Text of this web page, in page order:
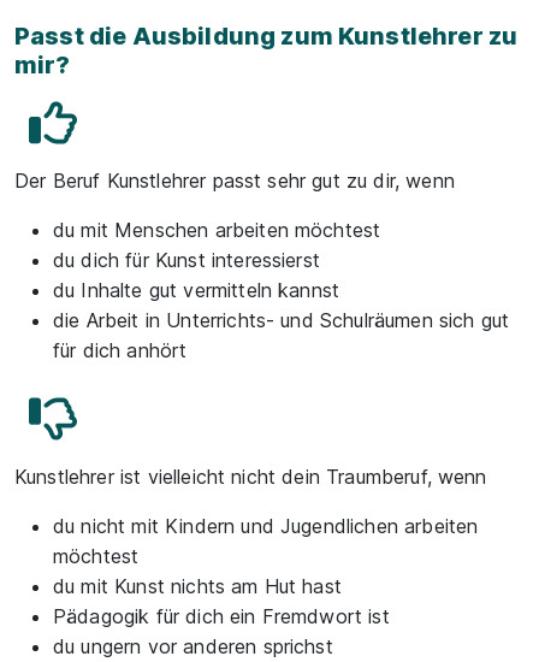
Passt die Ausbildung zum Kunstlehrer zu
mir?
Der Beruf Kunstlehrer passt sehr gut zu dir, wenn
du mit Menschen arbeiten möchtest
du dich für Kunst interessierst
du Inhalte gut vermitteln kannst
die Arbeit in Unterrichts- und Schulräumen sich gut
für dich anhört
Kunstlehrer ist vielleicht nicht dein Traumberuf, wenn
du nicht mit Kindern und Jugendlichen arbeiten
möchtest
du mit Kunst nichts am Hut hast
Pädagogik für dich ein Fremdwort ist
du ungern vor anderen sprichst